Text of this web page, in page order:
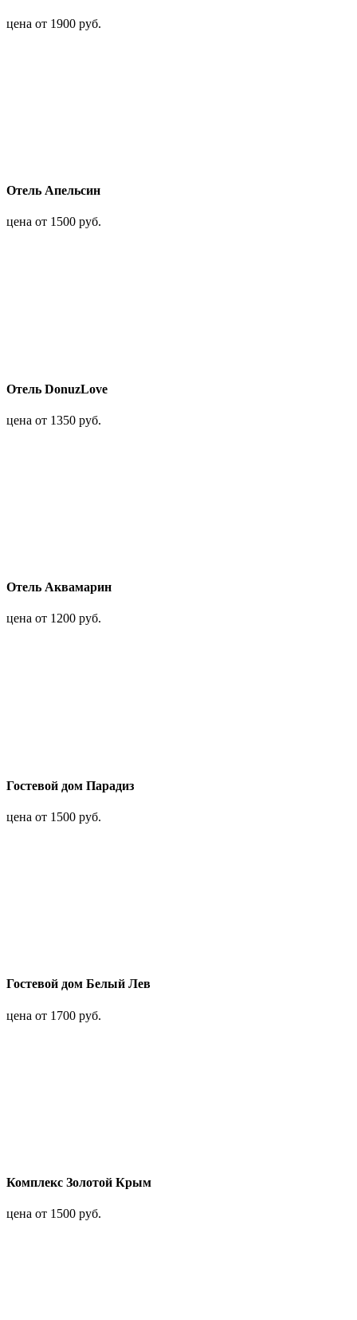
цена от 1900 руб.
Отель Апельсин
цена от 1500 руб.
Отель DonuzLove
цена от 1350 руб.
Отель Аквамарин
цена от 1200 руб.
Гостевой дом Парадиз
цена от 1500 руб.
Гостевой дом Белый Лев
цена от 1700 руб.
Комплекс Золотой Крым
цена от 1500 руб.